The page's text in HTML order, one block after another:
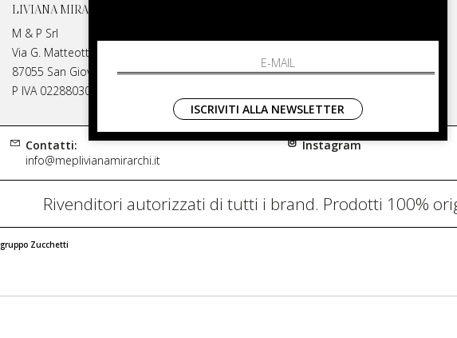
LIVIANA MIRARCHI
M & P Srl
Via G. Matteotti, 91
87055 San Giovanni in Fiore Italia
P IVA 02288030782
Contatti
Spedizione
Contatti:
info@meplivianamirarchi.it
Instagram
Rivenditori autorizzati di tutti i brand. Prodotti 100%
gruppo Zucchetti
ISCRIVITI ALLA NEWSLETTER